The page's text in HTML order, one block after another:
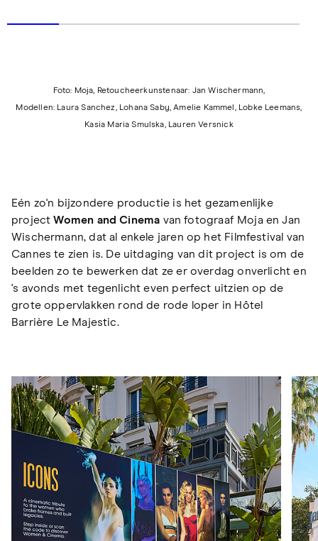
Foto: Moja, Retoucheerkunstenaar: Jan Wischermann,
Modellen: Laura Sanchez, Lohana Saby, Amelie Kammel, Lobke Leemans,
Kasia Maria Smulska, Lauren Versnick
Eén zo'n bijzondere productie is het gezamenlijke
projectWomen and Cinema van fotograaf Moja en Jan
Wischermann, dat al enkele jaren op het Filmfestival van
Cannes te zien is. De uitdaging van dit project is om de
beelden zo te bewerken dat ze er overdag onverlicht en
's avonds met tegenlicht even perfect uitzien op de
grote oppervlakken rond de rode loper in Hôtel
Barrière Le Majestic.